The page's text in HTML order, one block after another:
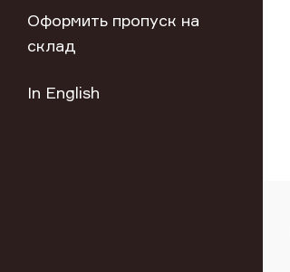
Оформить пропуск на
склад
In English